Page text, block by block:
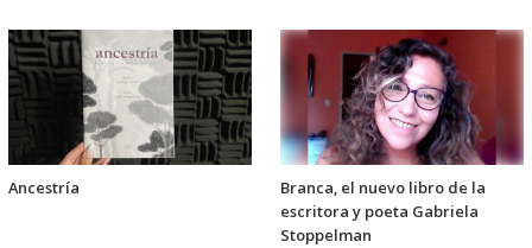
Ancestría
Branca, el nuevo libro de la
escritora y poeta Gabriela
Stoppelman